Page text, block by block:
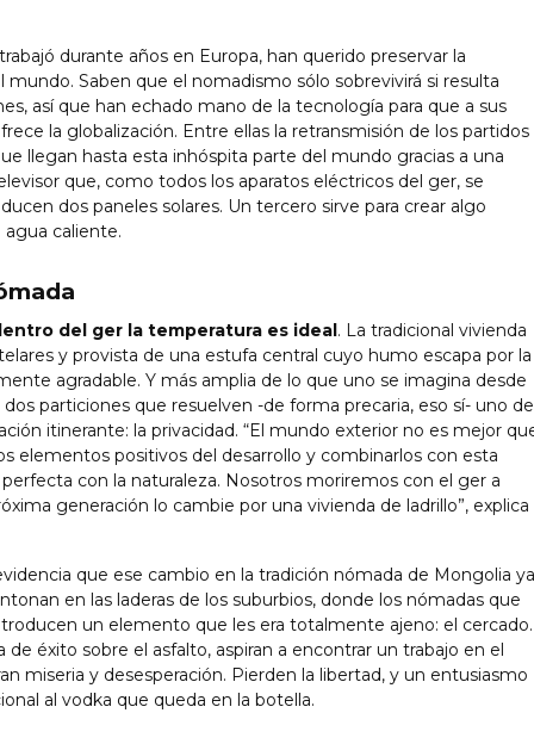
durante años en Europa, han querido preservar la
Saben que el nomadismo sólo sobrevivirá si resulta
así que han echado mano de la tecnología para que a sus
la globalización. Entre ellas la retransmisión de los partidos
llegan hasta esta inhóspita parte del mundo gracias a una
que, como todos los aparatos eléctricos del ger, se
dos paneles solares. Un tercero sirve para crear algo
caliente.
del ger la temperatura es ideal. La tradicional vivienda
y provista de una estufa central cuyo humo escapa por la
agradable. Y más amplia de lo que uno se imagina desde
particiones que resuelven -de forma precaria, eso sí- uno de
itinerante: la privacidad. “El mundo exterior no es mejor
elementos positivos del desarrollo y combinarlos con esta
con la naturaleza. Nosotros moriremos con el ger a
generación lo cambie por una vivienda de ladrillo”, explica
que ese cambio en la tradición nómada de Mongolia ya
en las laderas de los suburbios, donde los nómadas que
un elemento que les era totalmente ajeno: el cercado.
éxito sobre el asfalto, aspiran a encontrar un trabajo en el
miseria y desesperación. Pierden la libertad, y un entusiasmo
al vodka que queda en la botella.